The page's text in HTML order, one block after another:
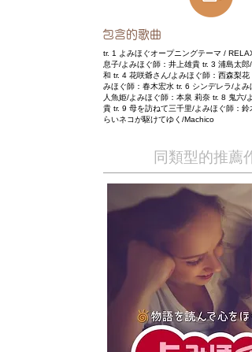
包含的歌曲
tr. 1 よみほぐオープニングテーマ /
息子/よみほぐ師：井上雄貴 tr. 3 浦島太郎/
和 tr. 4 花咲爺さん/よみほぐ師：西森梨花
みほぐ師：春木宏水 tr. 6 シンデレラ/よみ
人魚姫/よみほぐ師：本泉 莉奈 tr. 8 鬼六/
貴 tr. 9 母を訪ねて三千里/よみほぐ師：鈴
らいネコが駆けてゆく/Machico
同類型的推薦